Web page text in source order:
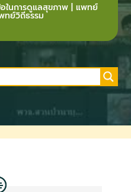
ในการดูแลสุขภาพ | แพทย์
ทย์วิถีธรรม